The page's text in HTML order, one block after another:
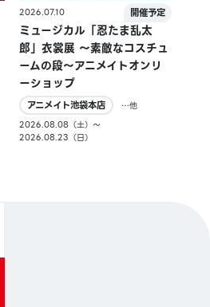
2026.07.10
ミュージカル「忍たま乱太
郎」衣裳展 ～素敵なコスチュ
ームの段～アニメイトオンリ
ーショップ
アニメイト池袋本店
…他
2026.08.08（土）〜
2026.08.23（日）